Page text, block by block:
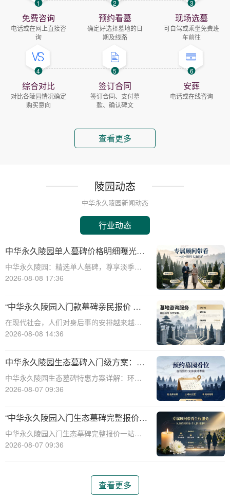
1
免费咨询
电话或在网上直接咨
询
2
预约看墓
确定好选择墓地的日
期及线路
3
现场选墓
可自驾或乘坐免费班
车前往
4
综合对比
对比各陵园情况确定
购买意向
5
签订合同
签订合同、支付墓
款、确认碑文
6
安葬
电话或在线咨询
查看更多
陵园动态
中华永久陵园新闻动态
行业动态
中华永久陵园单人墓碑价格明细曝光：
淡季下单立省数千，限时优惠深度解析
中华永久陵园：精选单人墓碑，尊享淡季限
时优惠☎ 中华永久陵园电话:400-838-5063
始终以提供高品质的墓碑产品和服务为己
任。本文将全面解析中华永久陵园多款
2026-08-08 17:36
“中华永久陵园入门款墓碑亲民报价 一
次性付清享折上折：超值优惠与便捷选
择的完美结合”
在现代社会，人们对身后事的安排越来越重
视，而墓碑作为逝者最后的尊严象征，其选
为中国领先的陵园品牌，始终致力于为家属
提供高品质、个性化的墓碑选择，同时注重
亲民价格和
2026-08-08 14:36
中华永久陵园生态墓碑入门级方案：完
整报价与一站式服务打包特惠解析
中华永久陵园生态墓碑特惠方案详解：环
保、经济、个性化选择☎ 中华永久陵园电
提升，选择一个环保且经济的陵园及墓碑成
为许多家庭的考虑。中华永久陵园，作
2026-08-07 09:36
“中华永久陵园入门生态墓碑完整报价
一站式服务打包特惠详解”
中华永久陵园入门生态墓碑完整报价一站式
服务打包特惠详解☎ 中华永久陵园电话:400-
碑服务。生态墓碑作为一种环保、
2026-08-07 09:36
查看更多